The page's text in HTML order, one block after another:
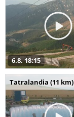
6.8. 18:15
Tatralandia (11 km)